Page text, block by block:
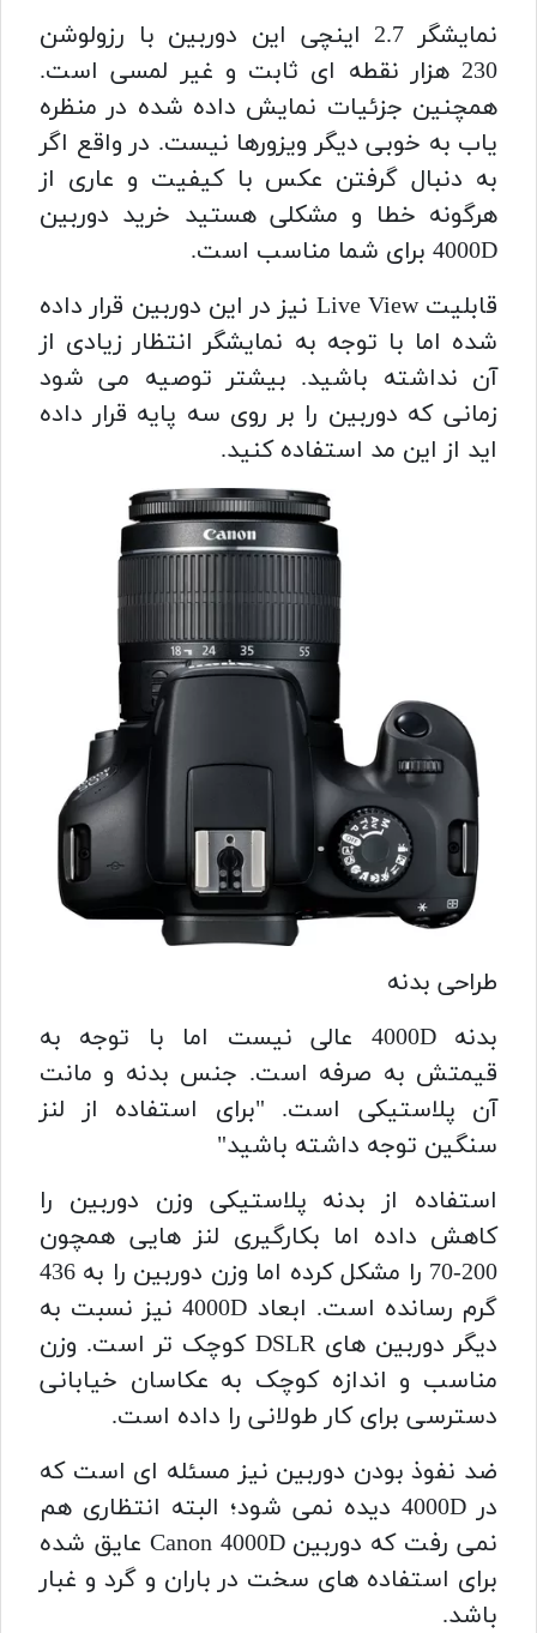
نمایشگر 2.7 اینچی این دوربین با رزولوشن
230 هزار نقطه ای ثابت و غیر لمسی است.
همچنین جزئیات نمایش داده شده در منظره
یاب به خوبی دیگر ویزورها نیست. در واقع اگر
به دنبال گرفتن عکس با کیفیت و عاری از
هرگونه خطا و مشکلی هستید خرید دوربین
4000D برای شما مناسب است.
قابلیت Live View نیز در این دوربین قرار داده
شده اما با توجه به نمایشگر انتظار زیادی از
آن نداشته باشید. بیشتر توصیه می شود
زمانی که دوربین را بر روی سه پایه قرار داده
اید از این مد استفاده کنید.
طراحی بدنه
بدنه 4000D عالی نیست اما با توجه به
قیمتش به صرفه است. جنس بدنه و مانت
آن پلاستیکی است. "برای استفاده از لنز
سنگین توجه داشته باشید"
استفاده از بدنه پلاستیکی وزن دوربین را
کاهش داده اما بکارگیری لنز هایی همچون
200-70 را مشکل کرده اما وزن دوربین را به 436
گرم رسانده است. ابعاد 4000D نیز نسبت به
دیگر دوربین های DSLR کوچک تر است. وزن
مناسب و اندازه کوچک به عکاسان خیابانی
دسترسی برای کار طولانی را داده است.
ضد نفوذ بودن دوربین نیز مسئله ای است که
در 4000D دیده نمی شود؛ البته انتظاری هم
نمی رفت که دوربین Canon 4000D عایق شده
برای استفاده های سخت در باران و گرد و غبار
باشد.